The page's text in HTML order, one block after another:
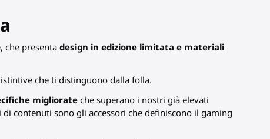
che presentadesign in edizione limitata e materiali
che ti distinguono dalla folla.
migliorateche superano i nostri già elevati
contenuti sono gli accessori che definiscono il gaming